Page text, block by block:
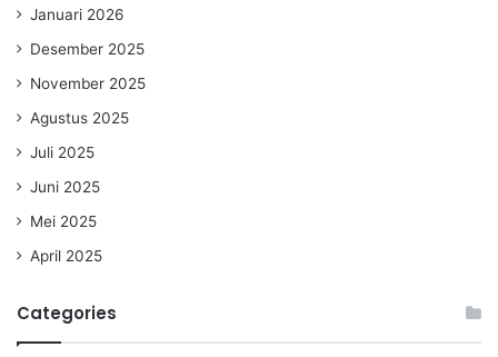
Januari 2026
Desember 2025
November 2025
Agustus 2025
Juli 2025
Juni 2025
Mei 2025
April 2025
Categories